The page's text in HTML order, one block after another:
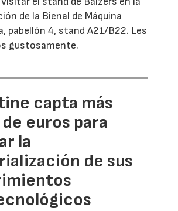
de la Bienal de Máquina
pabellón 4, stand A21/B22. Les
gustosamente.
capta más
de euros para
la
de sus